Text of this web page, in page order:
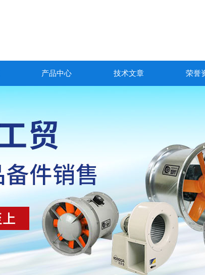
产品中心 技术文章 荣誉